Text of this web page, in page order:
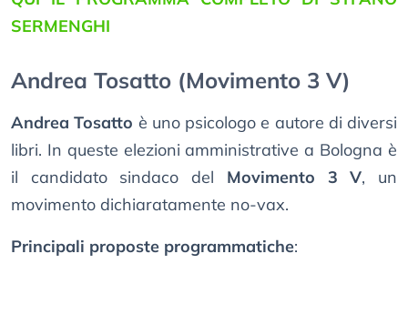
SERMENGHI
Andrea Tosatto (Movimento 3 V)
Andrea Tosatto è uno psicologo e autore di diversi
libri. In queste elezioni amministrative a Bologna è
il candidato sindaco del Movimento 3 V, un
movimento dichiaratamente no-vax.
Principali proposte programmatiche: